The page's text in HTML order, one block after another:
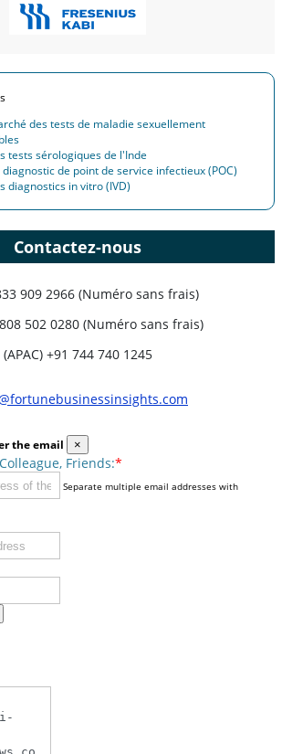
des tests de maladie sexuellement
tests sérologiques de l'Inde
de point de service infectieux (POC)
diagnostics in vitro (IVD)
Contactez-nous
909 2966 (Numéro sans frais)
502 0280 (Numéro sans frais)
(APAC) +91 744 740 1245
the email ×
Friends:*
Separate multiple email addresses with